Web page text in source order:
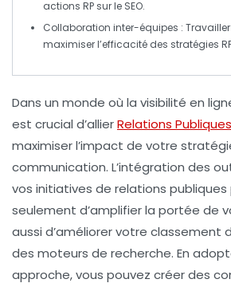
actions RP sur le SEO.
Collaboration inter-équipes :
maximiser l’efficacité des stratégies RP
Dans un monde où la visibilité en
est crucial d’allierRelations Publiques
maximiser l’impact de votre
communication. L’intégration des
vos initiatives de relations
seulement d’amplifier la portée de
aussi d’améliorer votre classement
des moteurs de recherche. En
approche, vous pouvez créer des